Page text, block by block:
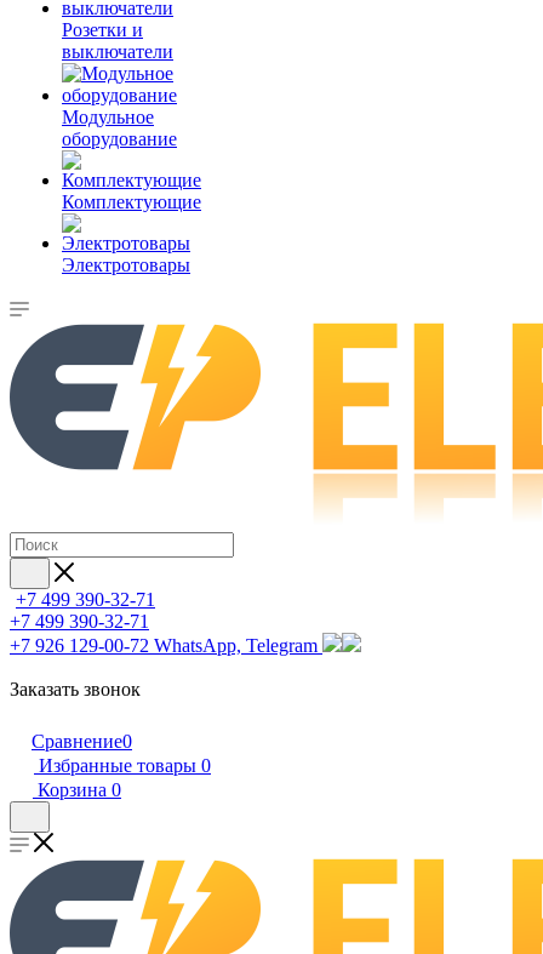
Розетки и
выключатели
Модульное
оборудование
Комплектующие
Электротовары
+7 499 390-32-71
+7 499 390-32-71
+7 926 129-00-72 WhatsApp, Telegram
Заказать звонок
Сравнение0
Избранные товары 0
Корзина 0